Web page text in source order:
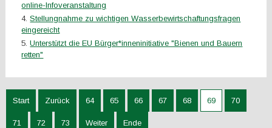
online-Infoveranstaltung
Stellungnahme zu wichtigen Wasserbewirtschaftungsfragen
eingereicht
Unterstützt die EU Bürger*inneninitiative "Bienen und Bauern
retten"
Start Zurück 64 65 66 67 68 69 70
71 72 73 Weiter Ende